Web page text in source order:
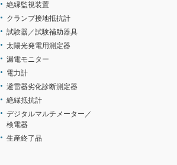
絶縁監視装置
クランプ接地抵抗計
試験器／試験補助器具
太陽光発電用測定器
漏電モニター
電力計
避雷器劣化診断測定器
絶縁抵抗計
デジタルマルチメーター／
検電器
生産終了品